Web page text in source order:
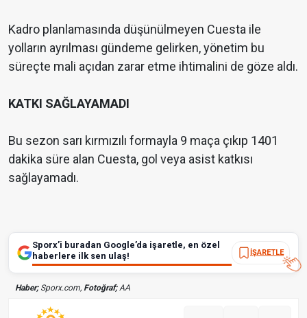
Kadro planlamasında düşünülmeyen Cuesta ile
yolların ayrılması gündeme gelirken, yönetim bu
süreçte mali açıdan zarar etme ihtimalini de göze aldı.
KATKI SAĞLAYAMADI
Bu sezon sarı kırmızılı formayla 9 maça çıkıp 1401
dakika süre alan Cuesta, gol veya asist katkısı
sağlayamadı.
Sporx’i buradan Google’da işaretle, en özel
haberlere ilk sen ulaş!
İŞARETLE
Haber;Sporx.com, Fotoğraf;AA